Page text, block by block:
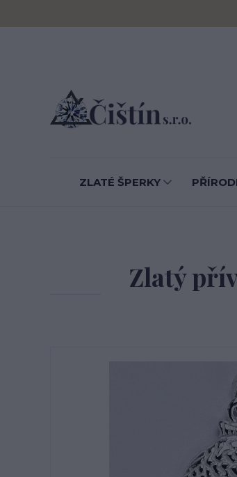
ZLATÉ ŠPERKY
Zlatý